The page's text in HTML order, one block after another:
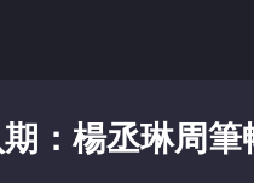
：楊丞琳周